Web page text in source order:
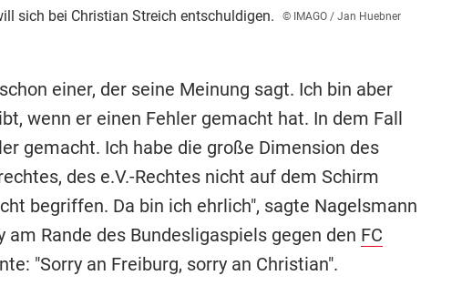
sich bei Christian Streich entschuldigen. © IMAGO / Jan Huebner
einer, der seine Meinung sagt. Ich bin aber
wenn er einen Fehler gemacht hat. In dem Fall
gemacht. Ich habe die große Dimension des
des e.V.-Rechtes nicht auf dem Schirm
begriffen. Da bin ich ehrlich", sagte Nagelsmann
am Rande des Bundesligaspiels gegen den FC
"Sorry an Freiburg, sorry an Christian".